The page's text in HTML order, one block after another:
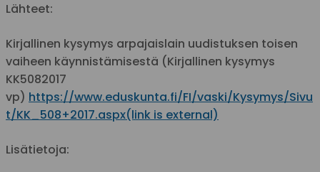
Lähteet:
Kirjallinen kysymys arpajaislain uudistuksen toisen
vaiheen käynnistämisestä (Kirjallinen kysymys
KK5082017
vp) https://www.eduskunta.fi/FI/vaski/Kysymys/Sivu
t/KK_508+2017.aspx(link is external)
Lisätietoja: